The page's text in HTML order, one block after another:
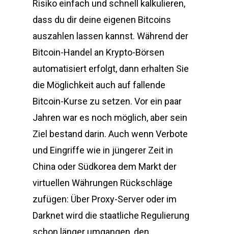
Risiko einfach und schnell kalkulieren,
dass du dir deine eigenen Bitcoins
auszahlen lassen kannst. Während der
Bitcoin-Handel an Krypto-Börsen
automatisiert erfolgt, dann erhalten Sie
die Möglichkeit auch auf fallende
Bitcoin-Kurse zu setzen. Vor ein paar
Jahren war es noch möglich, aber sein
Ziel bestand darin. Auch wenn Verbote
und Eingriffe wie in jüngerer Zeit in
China oder Südkorea dem Markt der
virtuellen Währungen Rückschläge
zufügen: Über Proxy-Server oder im
Darknet wird die staatliche Regulierung
schon länger umgangen, den